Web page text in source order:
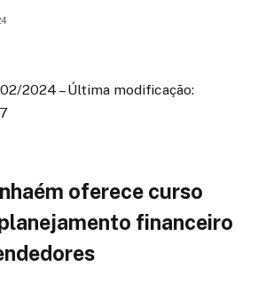
2024 – Última modificação:
oferece curso
financeiro